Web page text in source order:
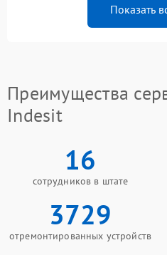
Показать
Преимущества
Indesit
16
сотрудников в штате
3729
отремонтированных устройств